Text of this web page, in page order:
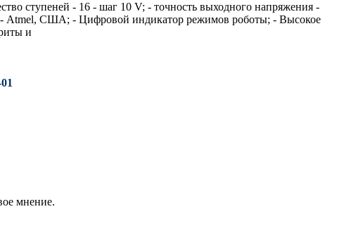
ступеней - 16 - шаг 10 V; - точность выходного напряжения -
- Atmel, США; - Цифровой индикатор режимов роботы; - Высокое
и
мнение.